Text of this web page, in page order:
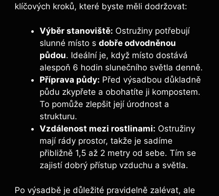
klíčových kroků, které byste měli dodržovat:
Výběr stanoviště: Ostružiny potřebují
slunné místo s dobře odvodněnou
půdou. Ideální je, když místo dostává
alespoň 6 hodin slunečního světla denně.
Příprava půdy: Před výsadbou důkladně
půdu zkypřete a obohatíte ji kompostem.
To pomůže zlepšit její úrodnost a
strukturu.
Vzdálenost mezi rostlinami: Ostružiny
mají rády prostor, takže je sadíme
přibližně 1,5 až 2 metry od sebe. Tím se
zajistí dobrý přístup vzduchu a světla.
Po výsadbě je důležité pravidelně zalévat, ale